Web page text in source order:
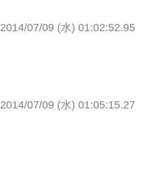
07/09 (水) 01:02:52.95
07/09 (水) 01:05:15.27